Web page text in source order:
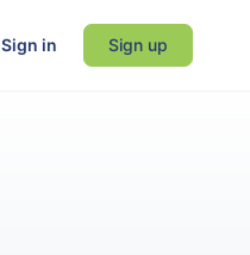
Sign in Sign up